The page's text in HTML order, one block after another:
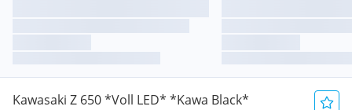
Kawasaki Z 650 *Voll LED* *Kawa Black*